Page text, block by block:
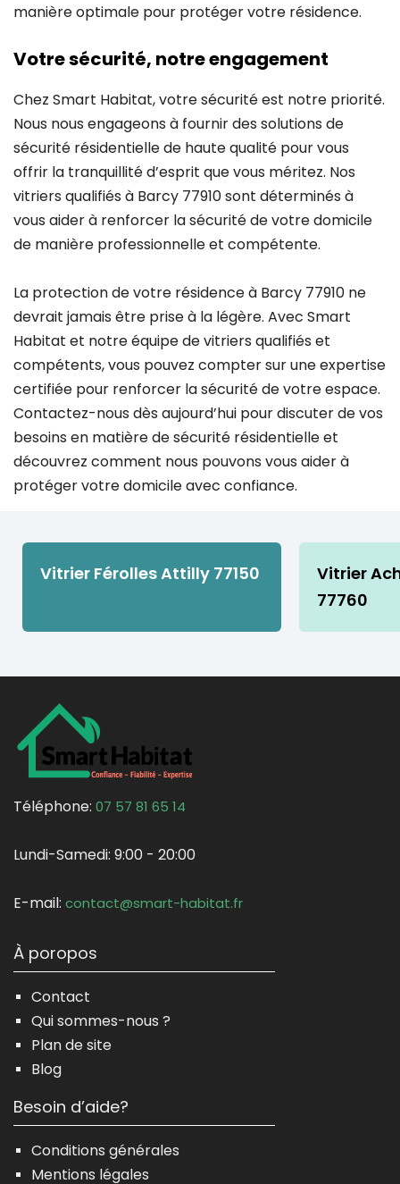
manière optimale pour protéger votre résidence.
Votre sécurité, notre engagement
Chez Smart Habitat, votre sécurité est notre priorité.
Nous nous engageons à fournir des solutions de
sécurité résidentielle de haute qualité pour vous
offrir la tranquillité d’esprit que vous méritez. Nos
vitriers qualifiés à Barcy 77910 sont déterminés à
vous aider à renforcer la sécurité de votre domicile
de manière professionnelle et compétente.
La protection de votre résidence à Barcy 77910 ne
devrait jamais être prise à la légère. Avec Smart
Habitat et notre équipe de vitriers qualifiés et
compétents, vous pouvez compter sur une expertise
certifiée pour renforcer la sécurité de votre espace.
Contactez-nous dès aujourd’hui pour discuter de vos
besoins en matière de sécurité résidentielle et
découvrez comment nous pouvons vous aider à
protéger votre domicile avec confiance.
Vitrier Férolles Attilly 77150
Vitrier
77760
Téléphone: 07 57 81 65 14
Lundi-Samedi: 9:00 - 20:00
E-mail: contact@smart-habitat.fr
À poropos
Contact
Qui sommes-nous ?
Plan de site
Blog
Besoin d’aide?
Conditions générales
Mentions légales